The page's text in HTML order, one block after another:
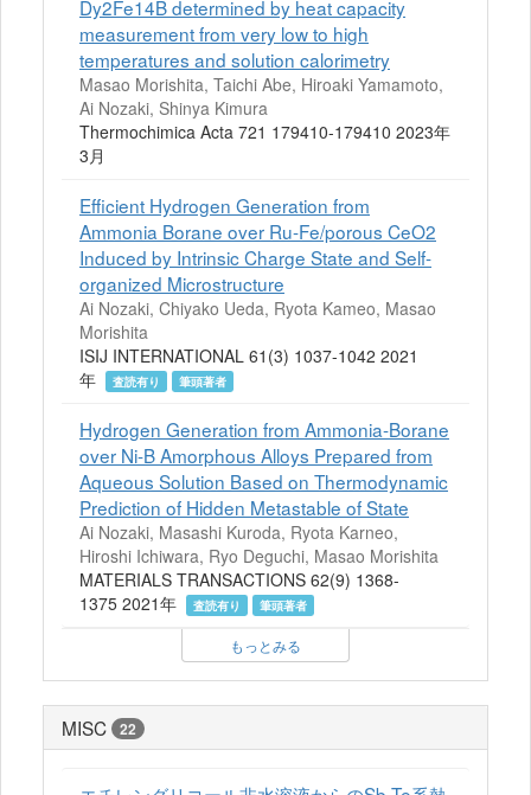
Dy2Fe14B determined by heat capacity
measurement from very low to high
temperatures and solution calorimetry
Masao Morishita, Taichi Abe, Hiroaki Yamamoto,
Ai Nozaki, Shinya Kimura
Thermochimica Acta 721 179410-179410 2023年
3月
Efficient Hydrogen Generation from
Ammonia Borane over Ru-Fe/porous CeO2
Induced by Intrinsic Charge State and Self-
organized Microstructure
Ai Nozaki, Chiyako Ueda, Ryota Kameo, Masao
Morishita
ISIJ INTERNATIONAL 61(3) 1037-1042 2021
年
査読有り 筆頭著者
Hydrogen Generation from Ammonia-Borane
over Ni-B Amorphous Alloys Prepared from
Aqueous Solution Based on Thermodynamic
Prediction of Hidden Metastable of State
Ai Nozaki, Masashi Kuroda, Ryota Karneo,
Hiroshi Ichiwara, Ryo Deguchi, Masao Morishita
MATERIALS TRANSACTIONS 62(9) 1368-
1375 2021年
査読有り 筆頭著者
もっとみる
MISC 22